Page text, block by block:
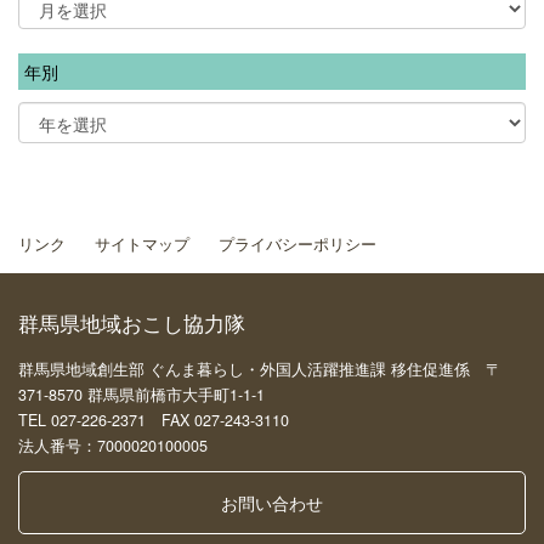
年別
リンク サイトマップ プライバシーポリシー
群馬県地域おこし協力隊
群馬県地域創生部 ぐんま暮らし・外国人活躍推進課 移住促進係 〒
371-8570 群馬県前橋市大手町1-1-1
TEL 027-226-2371 FAX 027-243-3110
法人番号：7000020100005
お問い合わせ